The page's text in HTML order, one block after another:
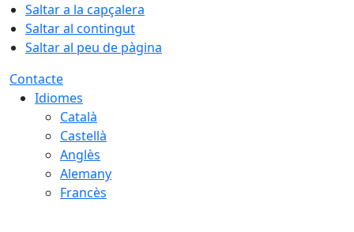
Saltar a la capçalera
Saltar al contingut
Saltar al peu de pàgina
Contacte
Idiomes
Català
Castellà
Anglès
Alemany
Francès